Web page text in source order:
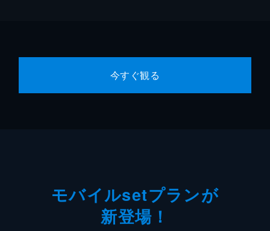
今すぐ観る
モバイルsetプランが
新登場！